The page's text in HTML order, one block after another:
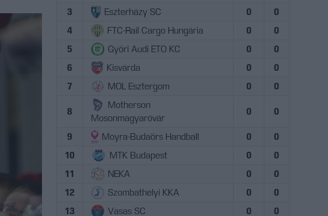
3
Eszterházy SC 0
0
4
FTC-Rail Cargo Hungária 0
0
5
Győri Audi ETO KC 0
0
6
Kisvárda 0
0
7
MOL Esztergom 0 0
8
Motherson
Mosonmagyaróvár
0 0
9 Moyra-Budaörs Handball 0
0
10
MTK Budapest 0
0
11
NEKA 0
0
12
Szombathelyi KKA 0
0
13
Vasas SC 0
0